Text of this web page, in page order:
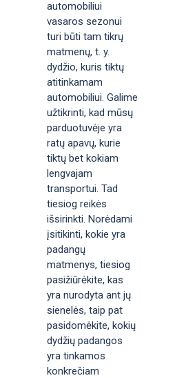
automobiliui
vasaros sezonui
turi būti tam tikrų
matmenų, t. y.
dydžio, kuris tiktų
atitinkamam
automobiliui. Galime
užtikrinti, kad mūsų
parduotuvėje yra
ratų apavų, kurie
tiktų bet kokiam
lengvajam
transportui. Tad
tiesiog reikės
išsirinkti. Norėdami
įsitikinti, kokie yra
padangų
matmenys, tiesiog
pasižiūrėkite, kas
yra nurodyta ant jų
sienelės, taip pat
pasidomėkite, kokių
dydžių padangos
yra tinkamos
konkrečiam